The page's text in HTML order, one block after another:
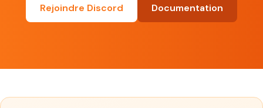
Rejoindre Discord Documentation